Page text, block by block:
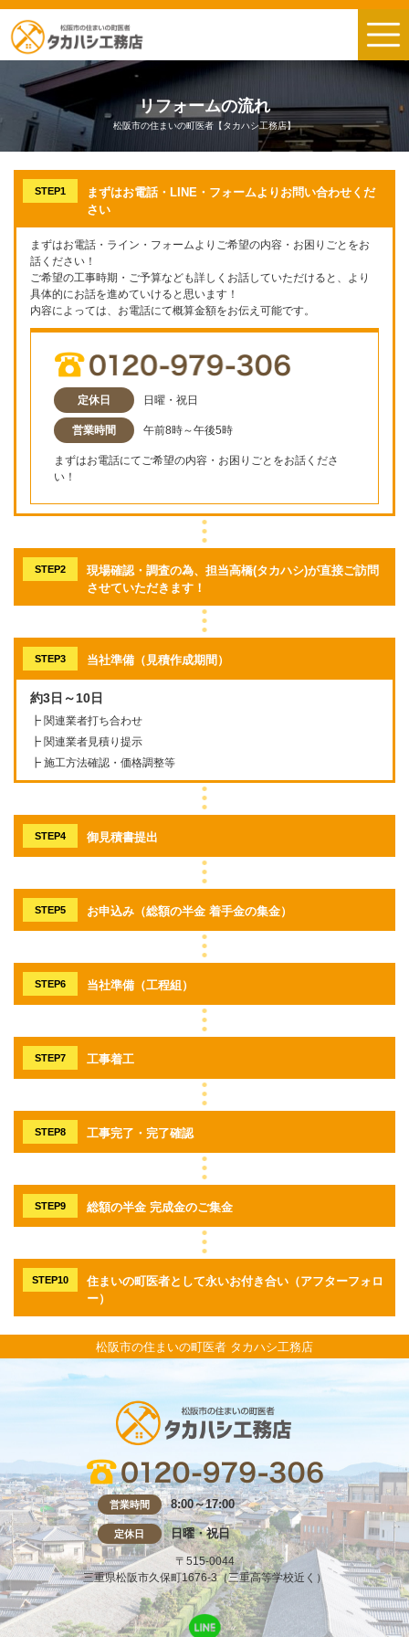
リフォームの流れ
松阪市の住まいの町医者【タカハシ工務店】
STEP1
まずはお電話・LINE・フォームよりお問い合わせくだ
さい
まずはお電話・ライン・フォームよりご希望の内容・お困りごとをお
話ください！
ご希望の工事時期・ご予算なども詳しくお話していただけると、より
具体的にお話を進めていけると思います！
内容によっては、お電話にて概算金額をお伝え可能です。
定休日 日曜・祝日
営業時間 午前8時～午後5時
まずはお電話にてご希望の内容・お困りごとをお話くださ
い！
STEP2
現場確認・調査の為、担当高橋(タカハシ)が直接ご訪問
させていただきます！
STEP3 当社準備（見積作成期間）
約3日～10日
┣ 関連業者打ち合わせ
┣ 関連業者見積り提示
┣ 施工方法確認・価格調整等
STEP4 御見積書提出
STEP5 お申込み（総額の半金 着手金の集金）
STEP6 当社準備（工程組）
STEP7 工事着工
STEP8 工事完了・完了確認
STEP9 総額の半金 完成金のご集金
STEP10
住まいの町医者として永いお付き合い（アフターフォロ
ー）
松阪市の住まいの町医者 タカハシ工務店
営業時間 8:00～17:00
定休日 日曜・祝日
〒515-0044
三重県松阪市久保町1676-3（三重高等学校近く）